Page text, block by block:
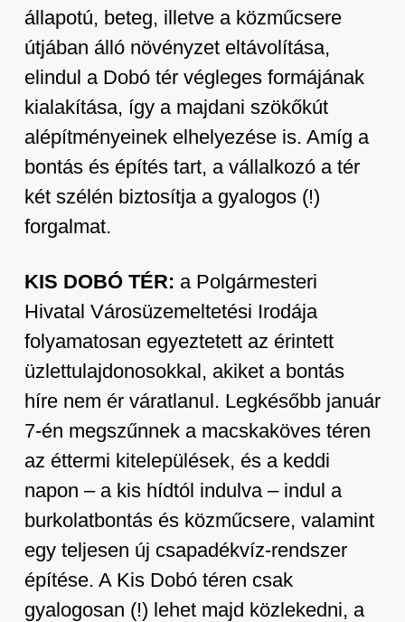
állapotú, beteg, illetve a közműcsere
útjában álló növényzet eltávolítása,
elindul a Dobó tér végleges formájának
kialakítása, így a majdani szökőkút
alépítményeinek elhelyezése is. Amíg a
bontás és építés tart, a vállalkozó a tér
két szélén biztosítja a gyalogos (!)
forgalmat.
KIS DOBÓ TÉR: a Polgármesteri
Hivatal Városüzemeltetési Irodája
folyamatosan egyeztetett az érintett
üzlettulajdonosokkal, akiket a bontás
híre nem ér váratlanul. Legkésőbb január
7-én megszűnnek a macskaköves téren
az éttermi kitelepülések, és a keddi
napon – a kis hídtól indulva – indul a
burkolatbontás és közműcsere, valamint
egy teljesen új csapadékvíz-rendszer
építése. A Kis Dobó téren csak
gyalogosan (!) lehet majd közlekedni, a